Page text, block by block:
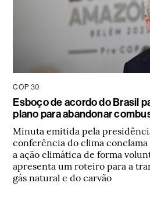
COP 30
Esboço de acordo do Brasil
plano para abandonar
Minuta emitida pela
conferência do clima conclama
a ação climática de forma
apresenta um roteiro para a
gás natural e do carvão